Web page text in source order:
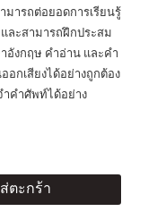
มารถต่อยอดการเรียนรู้
ละสามารถฝึกประสม
อังกฤษ คำอ่าน และคำ
กเสียงได้อย่างถูกต้อง
คำศัพท์ได้อย่าง
ตะกร้า